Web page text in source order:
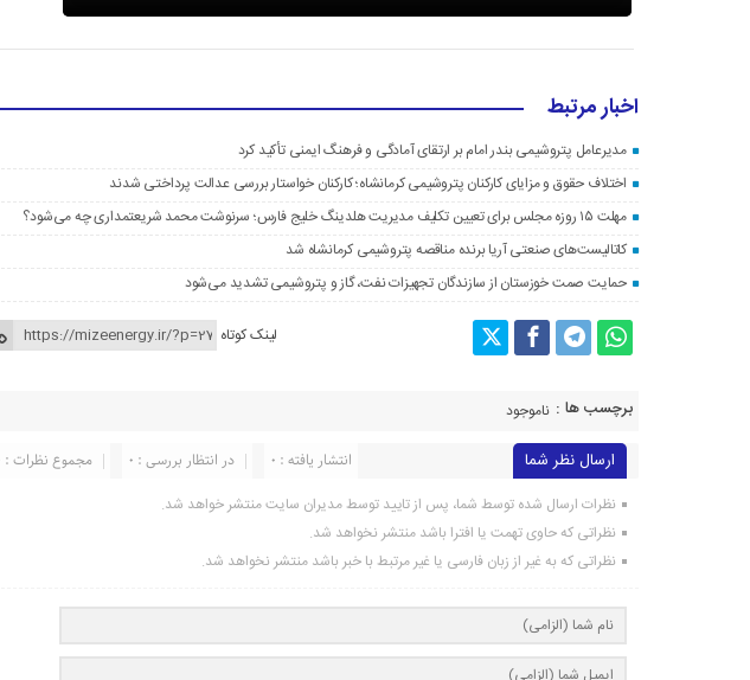
اخبار مرتبط
مدیرعامل پتروشیمی بندر امام بر ارتقای آمادگی و فرهنگ ایمنی تأکید کرد
اختلاف حقوق و مزایای کارکنان پتروشیمی کرمانشاه؛ کارکنان خواستار بررسی عدالت پرداختی شدند
مهلت ۱۵ روزه مجلس برای تعیین تکلیف مدیریت هلدینگ خلیج فارس؛ سرنوشت محمد شریعتمداری چه می‌شود؟
کاتالیست‌های صنعتی آریا برنده مناقصه پتروشیمی کرمانشاه شد
حمایت صمت خوزستان از سازندگان تجهیزات نفت، گاز و پتروشیمی تشدید می‌شود
لینک کوتاه
برچسب ها : ناموجود
ارسال نظر شما مجموع نظرات : 0 در انتظار بررسی : 0 انتشار یافته : 0
نظرات ارسال شده توسط شما، پس از تایید توسط مدیران سایت منتشر خواهد شد.
نظراتی که حاوی تهمت یا افترا باشد منتشر نخواهد شد.
نظراتی که به غیر از زبان فارسی یا غیر مرتبط با خبر باشد منتشر نخواهد شد.